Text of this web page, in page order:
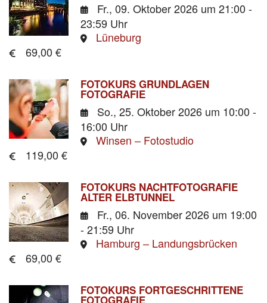
Fr., 09. Oktober 2026 um 21:00 -
23:59 Uhr
Lüneburg
69,00 €
FOTOKURS GRUNDLAGEN
FOTOGRAFIE
So., 25. Oktober 2026 um 10:00 -
16:00 Uhr
Winsen – Fotostudio
119,00 €
FOTOKURS NACHTFOTOGRAFIE
ALTER ELBTUNNEL
Fr., 06. November 2026 um 19:00
- 21:59 Uhr
Hamburg – Landungsbrücken
69,00 €
FOTOKURS FORTGESCHRITTENE
FOTOGRAFIE